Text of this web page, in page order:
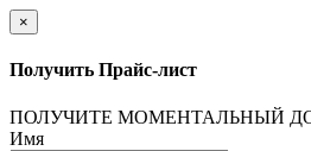
×
Получить Прайс-лист
ПОЛУЧИТЕ МОМЕНТАЛЬНЫЙ
Имя